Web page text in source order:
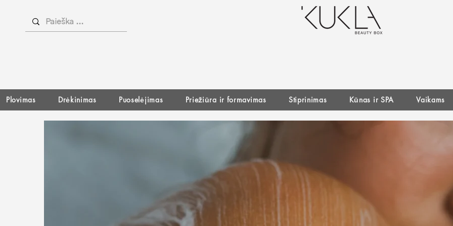
Plovimas Drėkinimas Puoselėjimas Priežiūra ir formavimas Stiprinimas Kūnas ir SPA Vaikams